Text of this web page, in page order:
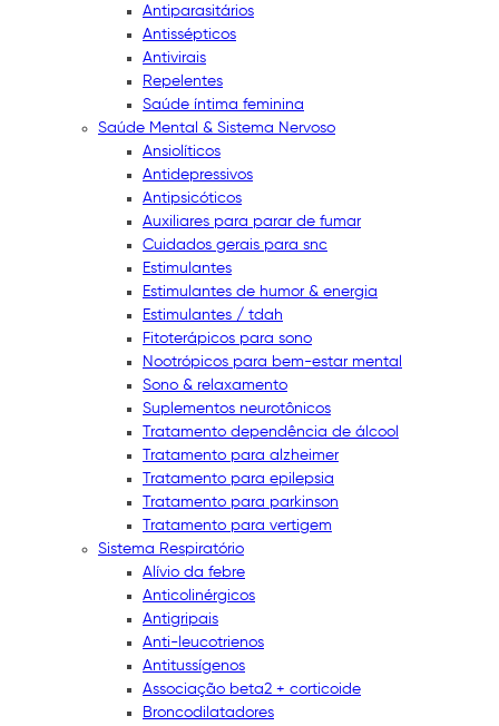
Antiparasitários
Antissépticos
Antivirais
Repelentes
Saúde íntima feminina
Saúde Mental & Sistema Nervoso
Ansiolíticos
Antidepressivos
Antipsicóticos
Auxiliares para parar de fumar
Cuidados gerais para snc
Estimulantes
Estimulantes de humor & energia
Estimulantes / tdah
Fitoterápicos para sono
Nootrópicos para bem-estar mental
Sono & relaxamento
Suplementos neurotônicos
Tratamento dependência de álcool
Tratamento para alzheimer
Tratamento para epilepsia
Tratamento para parkinson
Tratamento para vertigem
Sistema Respiratório
Alívio da febre
Anticolinérgicos
Antigripais
Anti-leucotrienos
Antitussígenos
Associação beta2 + corticoide
Broncodilatadores